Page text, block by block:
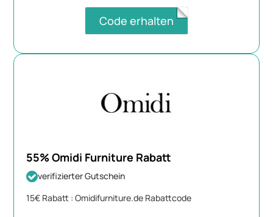
Code erhalten
55% Omidi Furniture Rabatt
verifizierter Gutschein
15€ Rabatt : Omidifurniture.de Rabattcode